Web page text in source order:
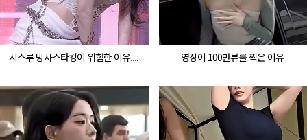
시스루 망사스타킹이 위험한 이유.... 영상이 100만뷰를 찍은 이유